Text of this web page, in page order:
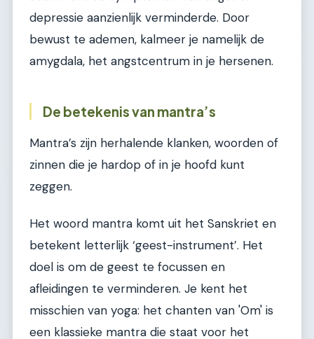
depressie aanzienlijk verminderde. Door
bewust te ademen, kalmeer je namelijk de
amygdala, het angstcentrum in je hersenen.
De betekenis van mantra’s
Mantra’s zijn herhalende klanken, woorden of
zinnen die je hardop of in je hoofd kunt
zeggen.
Het woord mantra komt uit het Sanskriet en
betekent letterlijk ‘geest-instrument’. Het
doel is om de geest te focussen en
afleidingen te verminderen. Je kent het
misschien van yoga: het chanten van 'Om' is
een klassieke mantra die staat voor het